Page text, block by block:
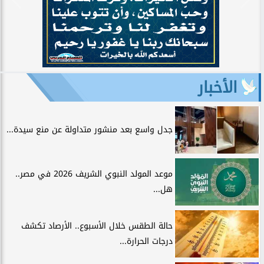
الأخبار
جدل واسع بعد منشور متداولة عن منع سيدة...
موعد المولد النبوي الشريف 2026 في مصر..
هل...
حالة الطقس خلال الأسبوع.. الأرصاد تكشف
درجات الحرارة...